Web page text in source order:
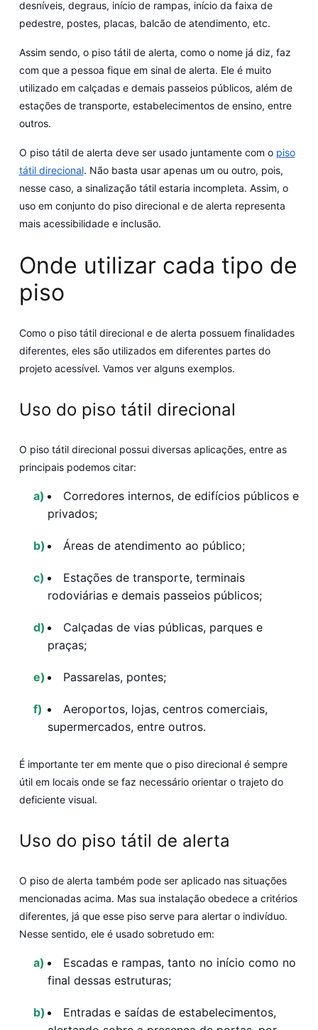
desníveis, degraus, início de rampas, início da faixa de
pedestre, postes, placas, balcão de atendimento, etc.
Assim sendo, o piso tátil de alerta, como o nome já diz, faz
com que a pessoa fique em sinal de alerta. Ele é muito
utilizado em calçadas e demais passeios públicos, além de
estações de transporte, estabelecimentos de ensino, entre
outros.
O piso tátil de alerta deve ser usado juntamente com o piso
tátil direcional. Não basta usar apenas um ou outro, pois,
nesse caso, a sinalização tátil estaria incompleta. Assim, o
uso em conjunto do piso direcional e de alerta representa
mais acessibilidade e inclusão.
Onde utilizar cada tipo de
piso
Como o piso tátil direcional e de alerta possuem finalidades
diferentes, eles são utilizados em diferentes partes do
projeto acessível. Vamos ver alguns exemplos.
Uso do piso tátil direcional
O piso tátil direcional possui diversas aplicações, entre as
principais podemos citar:
Corredores internos, de edifícios públicos e
privados;
Áreas de atendimento ao público;
Estações de transporte, terminais
rodoviárias e demais passeios públicos;
Calçadas de vias públicas, parques e
praças;
Passarelas, pontes;
Aeroportos, lojas, centros comerciais,
supermercados, entre outros.
É importante ter em mente que o piso direcional é sempre
útil em locais onde se faz necessário orientar o trajeto do
deficiente visual.
Uso do piso tátil de alerta
O piso de alerta também pode ser aplicado nas situações
mencionadas acima. Mas sua instalação obedece a critérios
diferentes, já que esse piso serve para alertar o indivíduo.
Nesse sentido, ele é usado sobretudo em:
Escadas e rampas, tanto no início como no
final dessas estruturas;
Entradas e saídas de estabelecimentos,